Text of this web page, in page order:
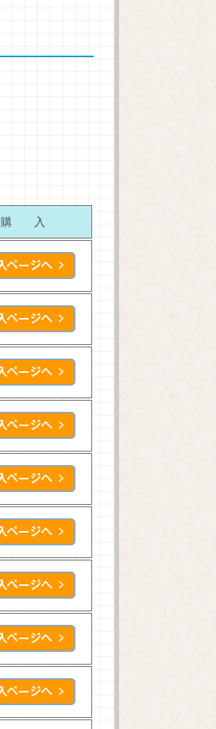
購 入